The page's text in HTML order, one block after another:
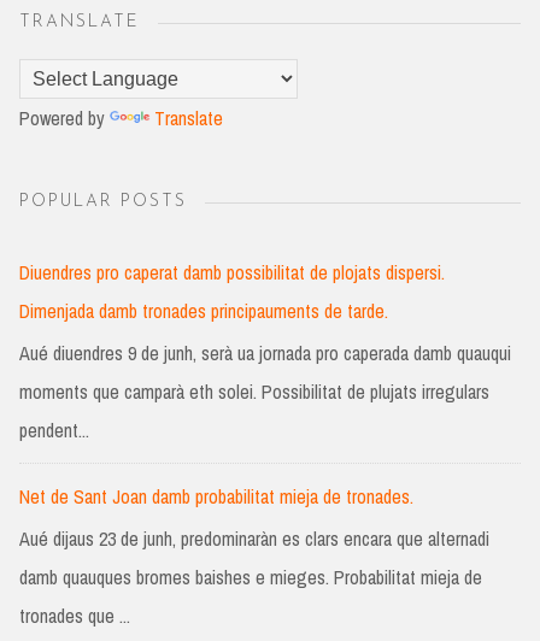
TRANSLATE
Powered by Translate
POPULAR POSTS
Diuendres pro caperat damb possibilitat de plojats dispersi.
Dimenjada damb tronades principauments de tarde.
Aué diuendres 9 de junh, serà ua jornada pro caperada damb quauqui
moments que camparà eth solei. Possibilitat de plujats irregulars
pendent...
Net de Sant Joan damb probabilitat mieja de tronades.
Aué dijaus 23 de junh, predominaràn es clars encara que alternadi
damb quauques bromes baishes e mieges. Probabilitat mieja de
tronades que ...